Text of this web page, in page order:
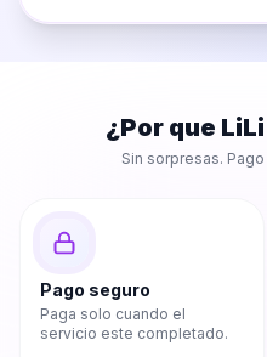
¿Por que
Sin sorpresas.
Pago seguro
Paga solo cuando el
servicio este completado.